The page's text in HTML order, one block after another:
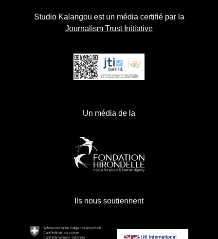
Studio Kalangou est un média certifié par la
Journalism Trust Initiative
Un média de la
Ils nous soutiennent